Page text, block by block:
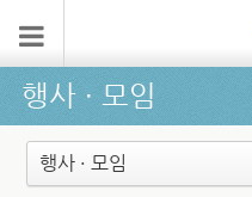
행사 ∙ 모임
행사 · 모임